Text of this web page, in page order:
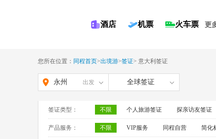
酒店 机票 火车票 更
您所在位置： 同程首页>出境游>签证> 意大利签证
永州 出发 全球签证
签证类型： 不限 个人旅游签证 探亲访友签证
产品服务： 不限 VIP服务 同程自营 简化